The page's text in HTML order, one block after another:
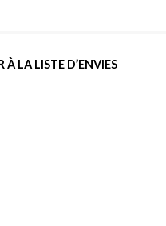
À LA LISTE D’ENVIES